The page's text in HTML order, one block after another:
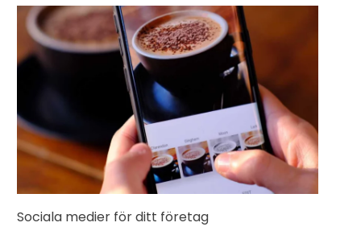
Sociala medier för ditt företag